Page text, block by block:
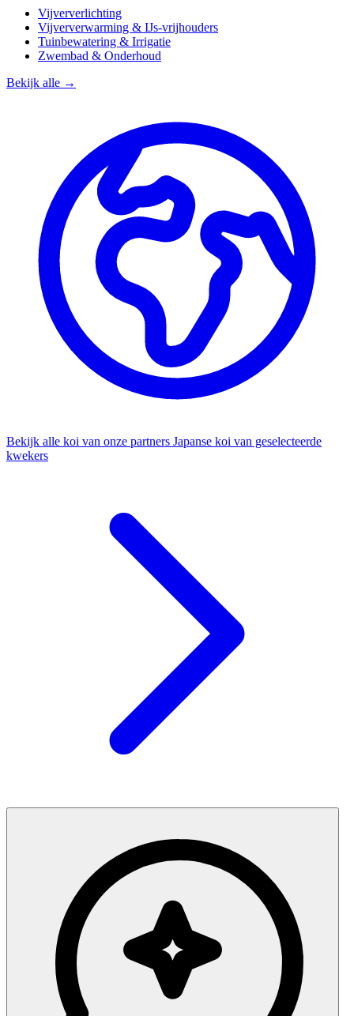
Vijververlichting
Vijververwarming & IJs-vrijhouders
Tuinbewatering & Irrigatie
Zwembad & Onderhoud
Bekijk alle →
Bekijk alle koi van onze partners Japanse koi van geselecteerde
kwekers